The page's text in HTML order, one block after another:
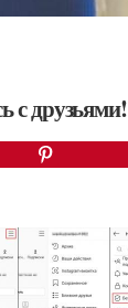
с друзьями!